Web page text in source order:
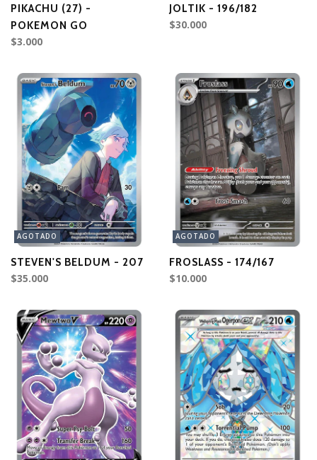
PIKACHU (27) -
POKEMON GO
$3.000
JOLTIK - 196/182
$30.000
AGOTADO
STEVEN'S BELDUM - 207
$35.000
AGOTADO
FROSLASS - 174/167
$10.000